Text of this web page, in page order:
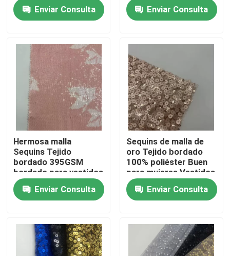
Contactos
Productos
Vídeos
Terry Fabric francés
Tela viscosa de lino
Tela polar del paño grueso y suave
Tejido de bordado de algodón
bordado para mujeres
vestidosEnviar Consulta
verde único para
mujeres vestidos de
fiesta
Enviar Consulta
Hermosa malla
Sequins Tejido
bordado 395GSM
bordado para vestidos
de fiesta
Enviar Consulta
Sequins de malla de
oro Tejido bordado
100% poliéster Buen
para mujeres Vestidos
de fiesta
Enviar Consulta